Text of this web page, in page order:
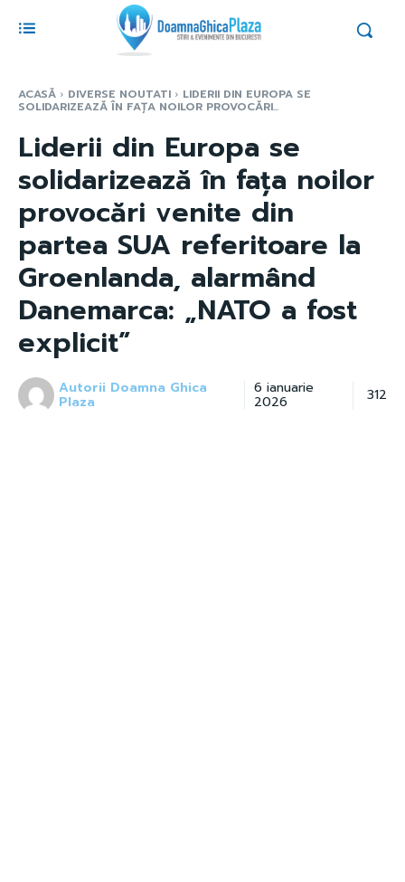
ACASĂ DIVERSE NOUTATI LIDERII DIN EUROPA SE
SOLIDARIZEAZĂ ÎN FAȚA NOILOR PROVOCĂRI...
Liderii din Europa se
solidarizează în fața noilor
provocări venite din
partea SUA referitoare la
Groenlanda, alarmând
Danemarca: „NATO a fost
explicit”
Autorii Doamna Ghica
Plaza
6 ianuarie
2026 312